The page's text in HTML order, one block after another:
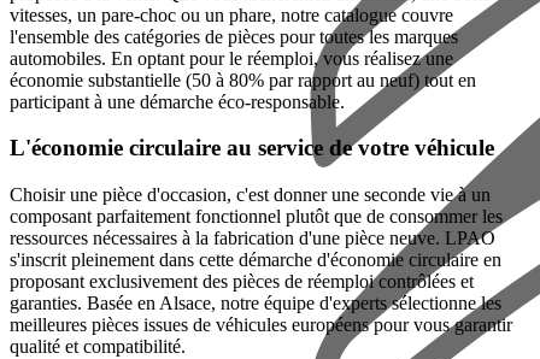
vitesses, un pare-choc ou un phare, notre catalogue couvre
l'ensemble des catégories de pièces pour toutes les marques
automobiles. En optant pour le réemploi, vous réalisez une
économie substantielle (50 à 80% par rapport au neuf) tout en
participant à une démarche éco-responsable.
L'économie circulaire au service de votre véhicule
Choisir une pièce d'occasion, c'est donner une seconde vie à un
composant parfaitement fonctionnel plutôt que de consommer les
ressources nécessaires à la fabrication d'une pièce neuve. LPAO
s'inscrit pleinement dans cette démarche d'économie circulaire en
proposant exclusivement des pièces de réemploi contrôlées et
garanties. Basée en Alsace, notre équipe d'experts sélectionne les
meilleures pièces issues de véhicules européens pour vous garantir
qualité et compatibilité.